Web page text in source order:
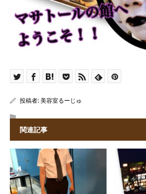
投稿者:美容室るーじゅ
関連記事